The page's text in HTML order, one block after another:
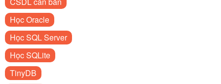
Học Oracle
Học SQL Server
Học SQLite
TinyDB